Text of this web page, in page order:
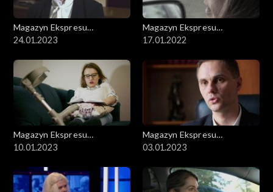
Magazyn Ekspresu
Reporterów
24.01.2023
Magazyn Ekspresu
Reporterów
17.01.2022
Magazyn Ekspresu
Reporterów
10.01.2023
Magazyn Ekspresu
Reporterów
03.01.2023